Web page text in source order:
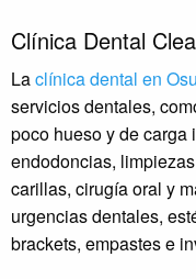
Clínica Dental
Laclínica dental en
servicios dentales,
poco hueso y de
endodoncias,
carillas, cirugía oral y
urgencias dentales,
brackets, empastes e